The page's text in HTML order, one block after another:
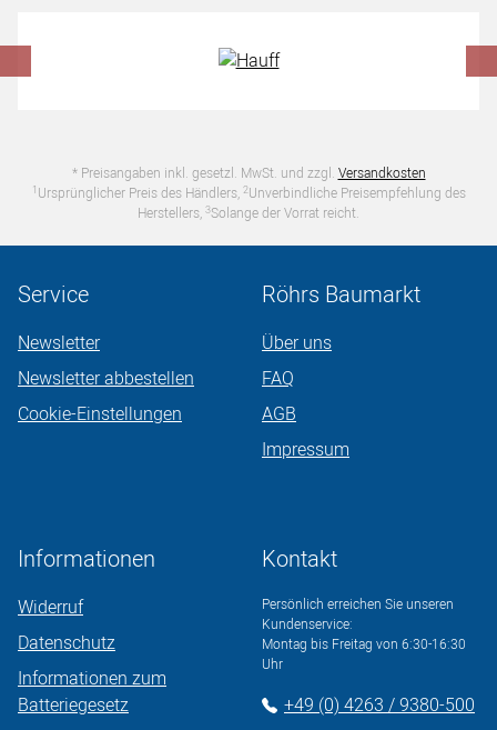
* Preisangaben inkl. gesetzl. MwSt. und zzgl. Versandkosten
1 Ursprünglicher Preis des Händlers, 2Unverbindliche Preisempfehlung des
Herstellers, 3Solange der Vorrat reicht.
Service
Newsletter
Newsletter abbestellen
Cookie-Einstellungen
Röhrs Baumarkt
Über uns
FAQ
AGB
Impressum
Informationen
Widerruf
Datenschutz
Informationen zum
Batteriegesetz
Kontakt
Persönlich erreichen Sie unseren
Kundenservice:
Montag bis Freitag von 6:30-16:30
Uhr
+49 (0) 4263 / 9380-500